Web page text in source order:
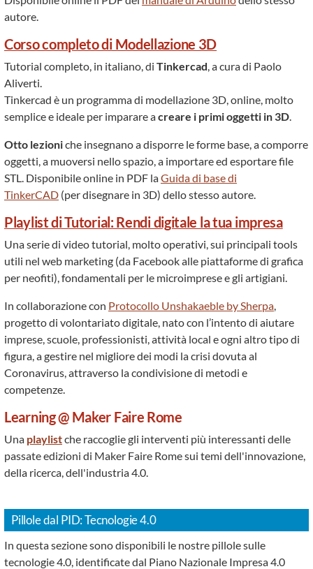
autore.
Corso completo di Modellazione 3D
Tutorial completo, in italiano, di Tinkercad, a cura di Paolo
Aliverti.
Tinkercad è un programma di modellazione 3D, online, molto
semplice e ideale per imparare acreare i primi oggetti in 3D.
Otto lezioniche insegnano a disporre le forme base, a comporre
oggetti, a muoversi nello spazio, a importare ed esportare file
STL. Disponibile online in PDF laGuida di base di
TinkerCAD (per disegnare in 3D) dello stesso autore.
Playlist di Tutorial: Rendi digitale la tua impresa
Una serie di video tutorial, molto operativi, sui principali tools
utili nel web marketing (da Facebook alle piattaforme di grafica
per neofiti), fondamentali per le microimprese e gli artigiani.
In collaborazione con Protocollo Unshakaeble by Sherpa,
progetto di volontariato digitale, nato con l’intento di aiutare
imprese, scuole, professionisti, attività local e ogni altro tipo di
figura, a gestire nel migliore dei modi la crisi dovuta al
Coronavirus, attraverso la condivisione di metodi e
competenze.
Learning @ Maker Faire Rome
Una playlistche raccoglie gli interventi più interessanti delle
passate edizioni di Maker Faire Rome sui temi dell'innovazione,
della ricerca, dell'industria 4.0.
Pillole dal PID: Tecnologie 4.0
In questa sezione sono disponibili le nostre pillole sulle
tecnologie 4.0, identificate dal Piano Nazionale Impresa 4.0